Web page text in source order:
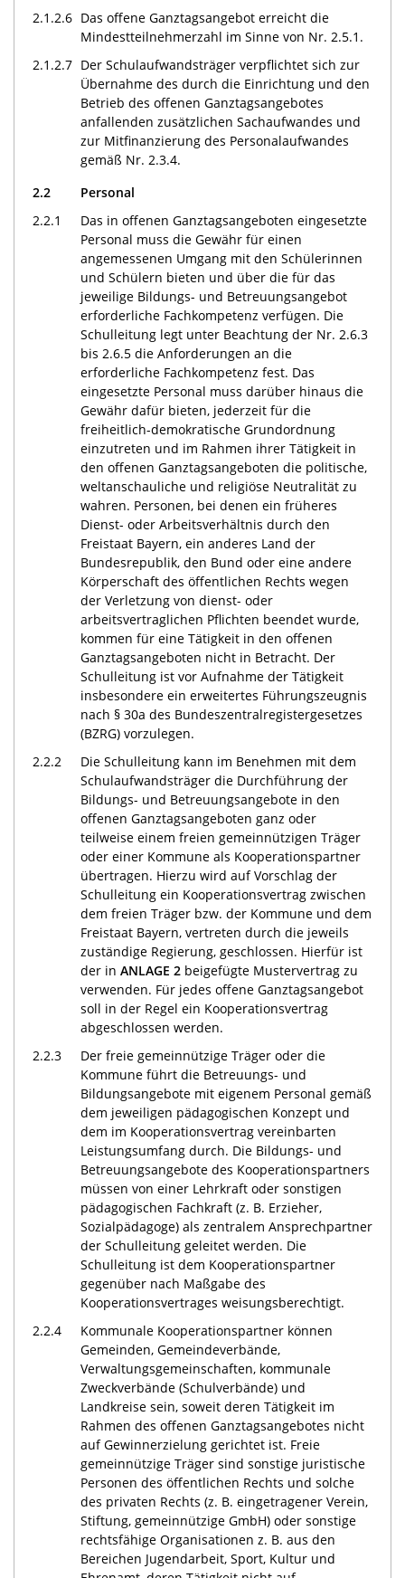
2.1.2.6 Das offene Ganztagsangebot erreicht die
Mindestteilnehmerzahl im Sinne von Nr. 2.5.1.
2.1.2.7 Der Schulaufwandsträger verpflichtet sich zur
Übernahme des durch die Einrichtung und den
Betrieb des offenen Ganztagsangebotes
anfallenden zusätzlichen Sachaufwandes und
zur Mitfinanzierung des Personalaufwandes
gemäß Nr. 2.3.4.
2.2
Personal
2.2.1
Das in offenen Ganztagsangeboten eingesetzte
Personal muss die Gewähr für einen
angemessenen Umgang mit den Schülerinnen
und Schülern bieten und über die für das
jeweilige Bildungs- und Betreuungsangebot
erforderliche Fachkompetenz verfügen. Die
Schulleitung legt unter Beachtung der Nr. 2.6.3
bis 2.6.5 die Anforderungen an die
erforderliche Fachkompetenz fest. Das
eingesetzte Personal muss darüber hinaus die
Gewähr dafür bieten, jederzeit für die
freiheitlich-demokratische Grundordnung
einzutreten und im Rahmen ihrer Tätigkeit in
den offenen Ganztagsangeboten die politische,
weltanschauliche und religiöse Neutralität zu
wahren. Personen, bei denen ein früheres
Dienst- oder Arbeitsverhältnis durch den
Freistaat Bayern, ein anderes Land der
Bundesrepublik, den Bund oder eine andere
Körperschaft des öffentlichen Rechts wegen
der Verletzung von dienst- oder
arbeitsvertraglichen Pflichten beendet wurde,
kommen für eine Tätigkeit in den offenen
Ganztagsangeboten nicht in Betracht. Der
Schulleitung ist vor Aufnahme der Tätigkeit
insbesondere ein erweitertes Führungszeugnis
nach § 30a des Bundeszentralregistergesetzes
(BZRG) vorzulegen.
2.2.2
Die Schulleitung kann im Benehmen mit dem
Schulaufwandsträger die Durchführung der
Bildungs- und Betreuungsangebote in den
offenen Ganztagsangeboten ganz oder
teilweise einem freien gemeinnützigen Träger
oder einer Kommune als Kooperationspartner
übertragen. Hierzu wird auf Vorschlag der
Schulleitung ein Kooperationsvertrag zwischen
dem freien Träger bzw. der Kommune und dem
Freistaat Bayern, vertreten durch die jeweils
zuständige Regierung, geschlossen. Hierfür ist
der in ANLAGE 2beigefügte Mustervertrag zu
verwenden. Für jedes offene Ganztagsangebot
soll in der Regel ein Kooperationsvertrag
abgeschlossen werden.
2.2.3
Der freie gemeinnützige Träger oder die
Kommune führt die Betreuungs- und
Bildungsangebote mit eigenem Personal gemäß
dem jeweiligen pädagogischen Konzept und
dem im Kooperationsvertrag vereinbarten
Leistungsumfang durch. Die Bildungs- und
Betreuungsangebote des Kooperationspartners
müssen von einer Lehrkraft oder sonstigen
pädagogischen Fachkraft (z. B. Erzieher,
Sozialpädagoge) als zentralem Ansprechpartner
der Schulleitung geleitet werden. Die
Schulleitung ist dem Kooperationspartner
gegenüber nach Maßgabe des
Kooperationsvertrages weisungsberechtigt.
2.2.4
Kommunale Kooperationspartner können
Gemeinden, Gemeindeverbände,
Verwaltungsgemeinschaften, kommunale
Zweckverbände (Schulverbände) und
Landkreise sein, soweit deren Tätigkeit im
Rahmen des offenen Ganztagsangebotes nicht
auf Gewinnerzielung gerichtet ist. Freie
gemeinnützige Träger sind sonstige juristische
Personen des öffentlichen Rechts und solche
des privaten Rechts (z. B. eingetragener Verein,
Stiftung, gemeinnützige GmbH) oder sonstige
rechtsfähige Organisationen z. B. aus den
Bereichen Jugendarbeit, Sport, Kultur und